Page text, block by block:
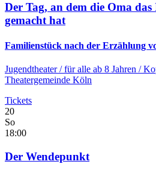
Der Tag, an dem die Oma
gemacht hat
Familienstück nach der Erzählung
Jugendtheater/ für alle ab 8 Jahren /
Theatergemeinde Köln
Tickets
20
So
18:00
Der Wendepunkt